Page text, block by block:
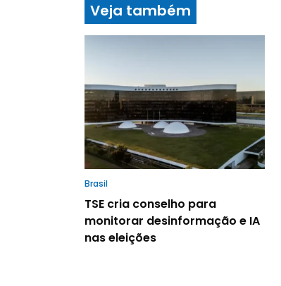
Veja também
Brasil
TSE cria conselho para
monitorar desinformação e IA
nas eleições